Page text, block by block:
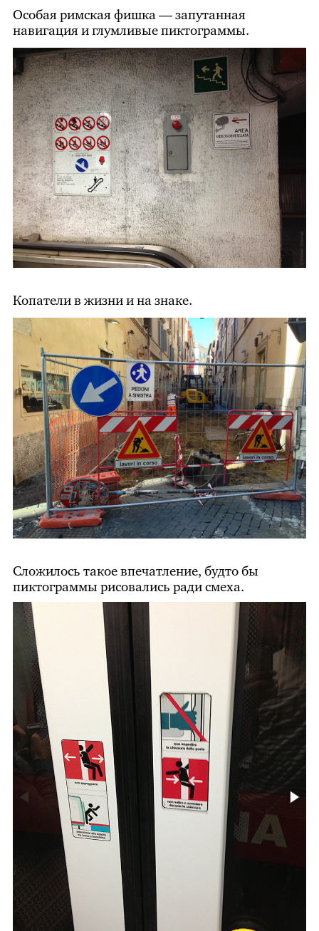
Особая римская фишка — запутанная
навигация и глумливые пиктограммы.
Копатели в жизни и на знаке.
Сложилось такое впечатление, будто бы
пиктограммы рисовались ради смеха.